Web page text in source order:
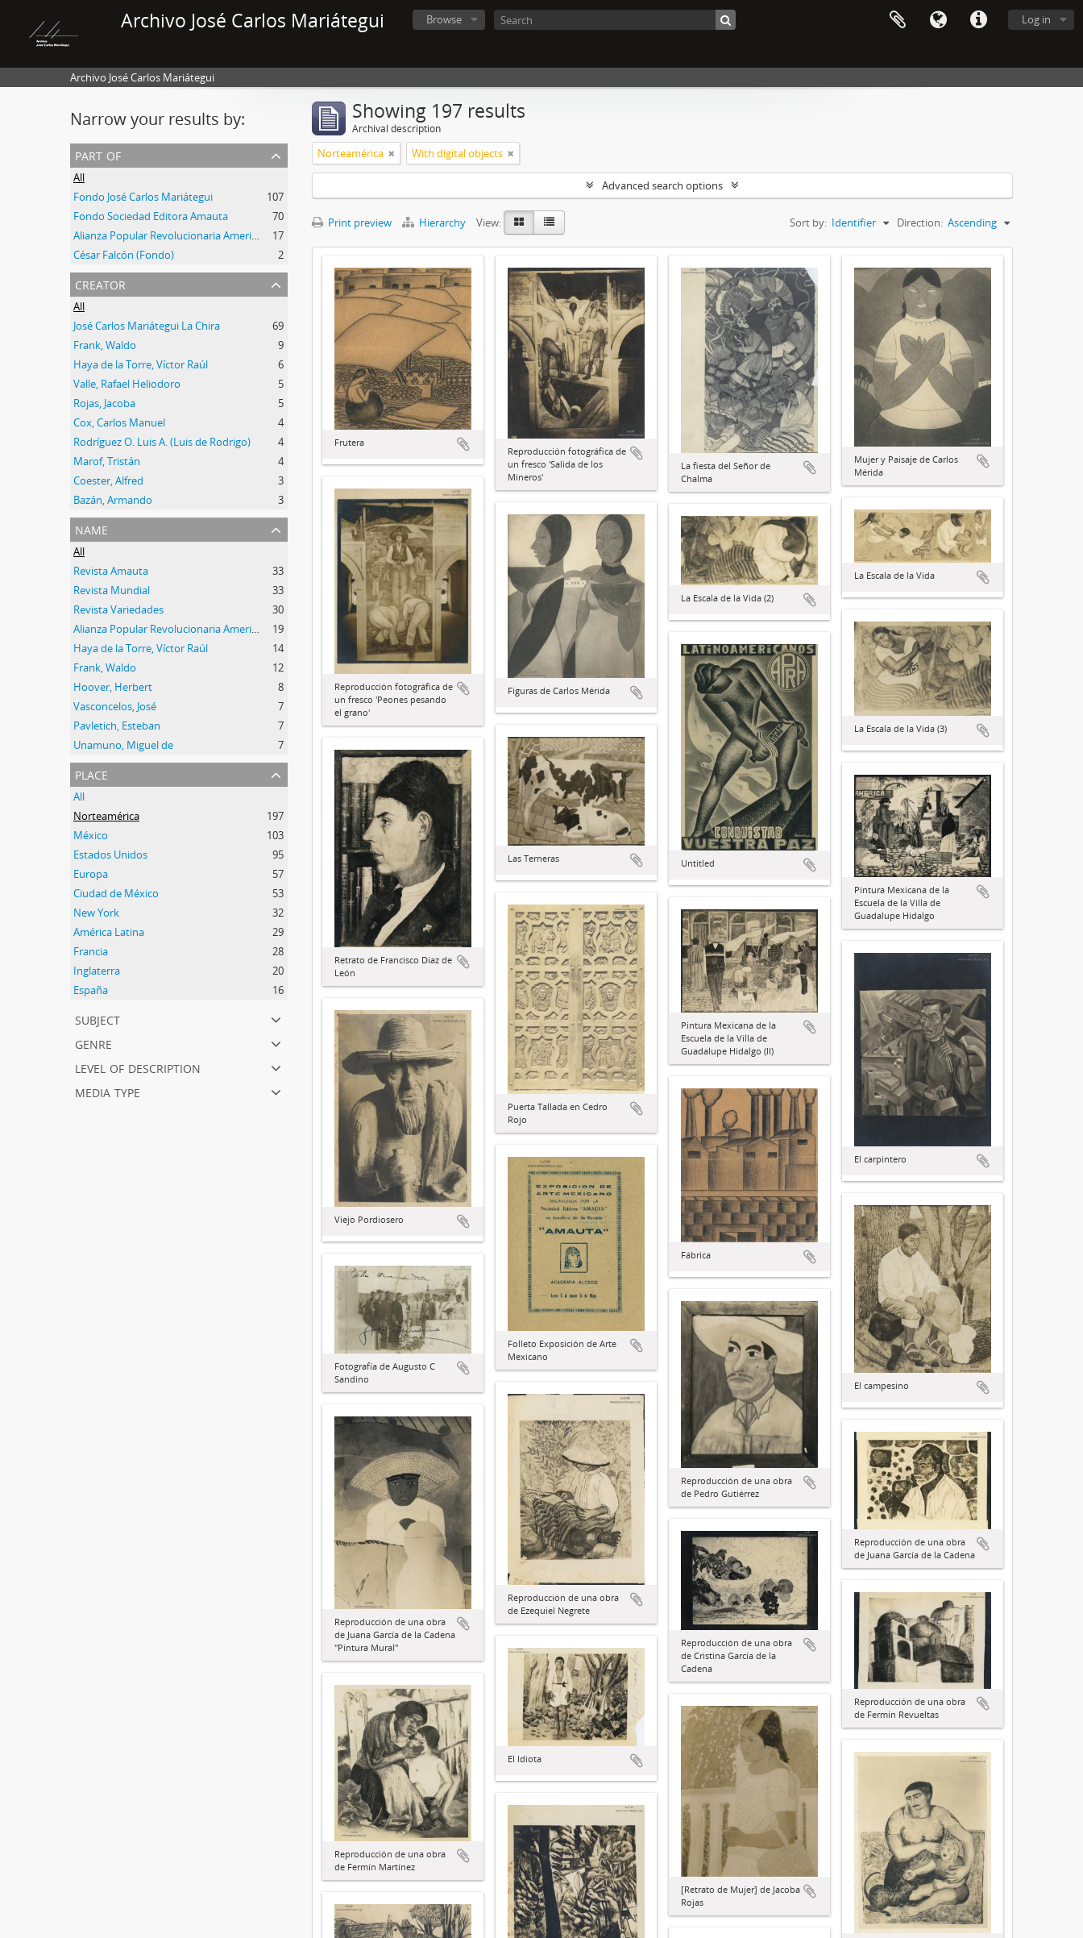
Archivo José Carlos Mariátegui Log in
Browse
Archivo José Carlos Mariátegui
Narrow your results by:
part of
All
Fondo José Carlos Mariátegui
107
Fondo Sociedad Editora Amauta
70
Alianza Popular Revolucionaria Americana-APRA (Colección)
17
César Falcón (Fondo)
2
creator
All
José Carlos Mariátegui La Chira
69
Frank, Waldo
9
Haya de la Torre, Víctor Raúl
6
Valle, Rafael Heliodoro
5
Rojas, Jacoba
5
Cox, Carlos Manuel
4
Rodríguez O. Luis A. (Luis de Rodrigo)
4
Marof, Tristán
4
Coester, Alfred
3
Bazán, Armando
3
name
All
Revista Amauta
33
Revista Mundial
33
Revista Variedades
30
Alianza Popular Revolucionaria Americana (APRA)
19
Haya de la Torre, Víctor Raúl
14
Frank, Waldo
12
Hoover, Herbert
8
Vasconcelos, José
7
Pavletich, Esteban
7
Unamuno, Miguel de
7
place
All
Norteamérica
197
México
103
Estados Unidos
95
Europa
57
Ciudad de México
53
New York
32
América Latina
29
Francia
28
Inglaterra
20
España
16
subject
genre
level of description
media type
Showing 197 results
Archival description
Norteamérica With digital objects
Advanced search options
Print preview Hierarchy View: Sort by: Identifier Direction: Ascending
Frutera
Reproducción fotográfica de
un fresco 'Salida de los
Mineros'
La fiesta del Señor de
Chalma
Mujer y Paisaje de Carlos
Mérida
Reproducción fotográfica de
un fresco 'Peones pesando
el grano'
La Escala de la Vida
Figuras de Carlos Mérida
La Escala de la Vida (2)
La Escala de la Vida (3)
Untitled
Las Terneras
Retrato de Francisco Díaz de
León
Pintura Mexicana de la
Escuela de la Villa de
Guadalupe Hidalgo
Puerta Tallada en Cedro
Rojo
Pintura Mexicana de la
Escuela de la Villa de
Guadalupe Hidalgo (II)
El carpintero
Viejo Pordiosero
Fábrica
Folleto Exposición de Arte
Mexicano
El campesino
Fotografía de Augusto C
Sandino
Reproducción de una obra
de Pedro Gutiérrez
Reproducción de una obra
de Ezequiel Negrete
Reproducción de una obra
de Juana García de la Cadena
"Pintura Mural"
Reproducción de una obra
de Juana García de la Cadena
Reproducción de una obra
de Cristina García de la
Cadena
Reproducción de una obra
de Fermín Revueltas
El Idiota
Reproducción de una obra
de Fermín Martínez
[Retrato de Mujer] de Jacoba
Rojas